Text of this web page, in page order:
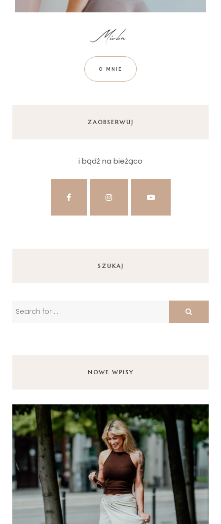
O MNIE
ZAOBSERWUJ
i bądź na bieżąco
SZUKAJ
NOWE WPISY